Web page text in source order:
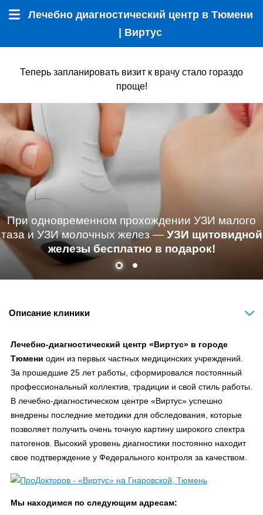
Лечебно диагностический центр в Тюмени
| Виртус
Теперь запланировать визит к врачу стало гораздо
проще!
При одновременном прохождении УЗИ малого
таза и УЗИ молочных желез — УЗИ щитовидной
железы бесплатно в подарок!
Описание клиники
Лечебно-диагностический центр «Виртус» в городе
Тюмени один из первых частных медицинских учреждений.
За прошедшие 25 лет работы, сформировался постоянный
профессиональный коллектив, традиции и свой стиль работы.
В лечебно-диагностическом центре «Виртус» успешно
внедрены последние методики для обследования, которые
позволяет получить очень точную картину широкого спектра
патогенов. Высокий уровень диагностики постоянно находит
свое подтверждение у Федерального контроля за качеством.
Мы находимся по следующим адресам: